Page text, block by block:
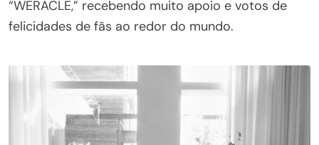
“WERACLE,” recebendo muito apoio e votos de
felicidades de fãs ao redor do mundo.